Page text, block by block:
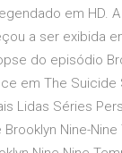
em HD.
a ser exibida
do episódio
em The
Lidas Séries
Brooklyn Nine-